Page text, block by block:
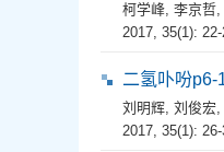
柯学峰, 李京哲,
2017, 35(1):
二氢卟吩p6-
刘明辉, 刘俊宏,
2017, 35(1):